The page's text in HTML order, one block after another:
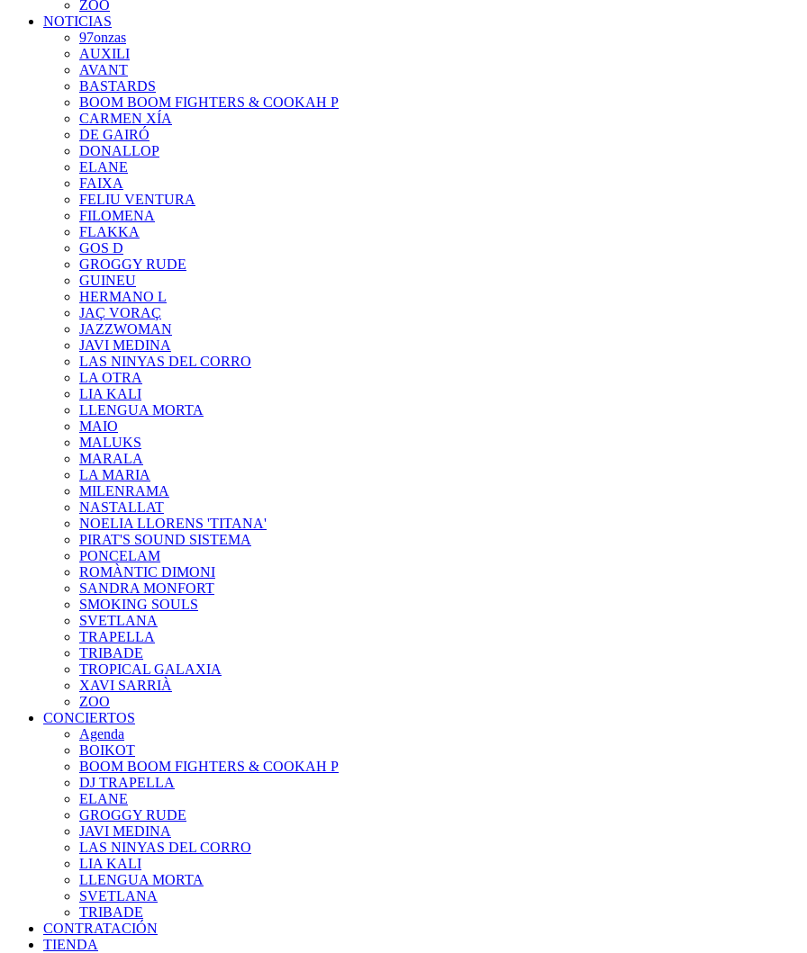
ZOO
NOTICIAS
97onzas
AUXILI
AVANT
BASTARDS
BOOM BOOM FIGHTERS & COOKAH P
CARMEN XÍA
DE GAIRÓ
DONALLOP
ELANE
FAIXA
FELIU VENTURA
FILOMENA
FLAKKA
GOS D
GROGGY RUDE
GUINEU
HERMANO L
JAÇ VORAÇ
JAZZWOMAN
JAVI MEDINA
LAS NINYAS DEL CORRO
LA OTRA
LIA KALI
LLENGUA MORTA
MAIO
MALUKS
MARALA
LA MARIA
MILENRAMA
NASTALLAT
NOELIA LLORENS 'TITANA'
PIRAT'S SOUND SISTEMA
PONCELAM
ROMÀNTIC DIMONI
SANDRA MONFORT
SMOKING SOULS
SVETLANA
TRAPELLA
TRIBADE
TROPICAL GALAXIA
XAVI SARRIÀ
ZOO
CONCIERTOS
Agenda
BOIKOT
BOOM BOOM FIGHTERS & COOKAH P
DJ TRAPELLA
ELANE
GROGGY RUDE
JAVI MEDINA
LAS NINYAS DEL CORRO
LIA KALI
LLENGUA MORTA
SVETLANA
TRIBADE
CONTRATACIÓN
TIENDA